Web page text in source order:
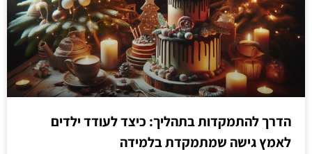
הדרך להתמקדות בתהליך: כיצד לעודד ילדים
לאמץ גישה שמתמקדת בלמידה